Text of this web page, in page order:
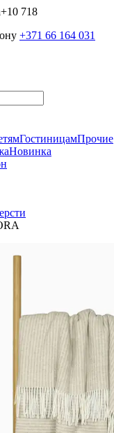
+10 718
+371 66 164 031
ГостиницамПрочие
Новинка